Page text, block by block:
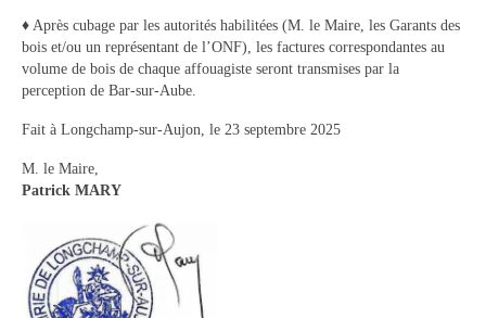
♦ Après cubage par les autorités habilitées (M. le Maire, les Garants des
bois et/ou un représentant de l’ONF), les factures correspondantes au
volume de bois de chaque affouagiste seront transmises par la
perception de Bar-sur-Aube.
Fait à Longchamp-sur-Aujon, le 23 septembre 2025
M. le Maire,
Patrick MARY